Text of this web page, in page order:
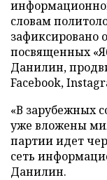
словам
зафиксировано
посвященных
Данилин,
Facebook,
«В зарубежных
уже вложены
партии идет
сеть
Данилин.